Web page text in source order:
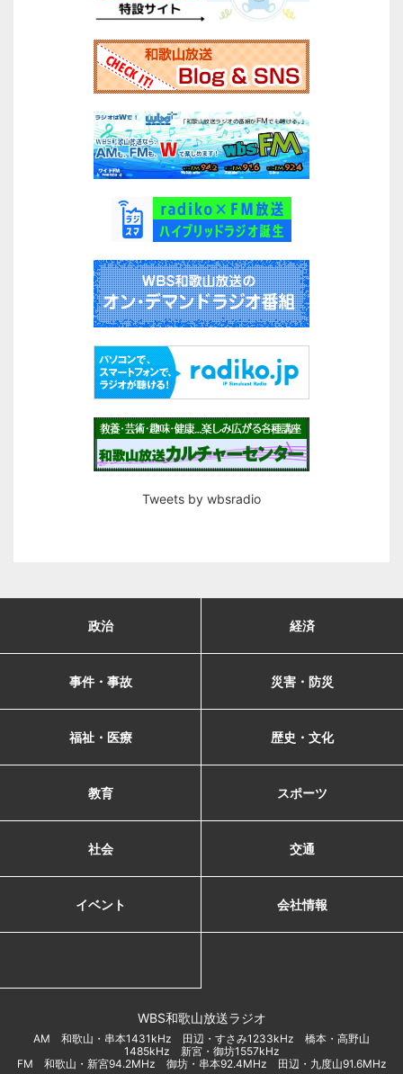
Tweets by wbsradio
政治 経済
事件・事故 災害・防災
福祉・医療 歴史・文化
教育 スポーツ
社会 交通
イベント 会社情報
WBS和歌山放送ラジオ
AM 和歌山・串本1431kHz 田辺・すさみ1233kHz 橋本・高野山
1485kHz 新宮・御坊1557kHz
FM 和歌山・新宮94.2MHz 御坊・串本92.4MHz 田辺・九度山91.6MHz